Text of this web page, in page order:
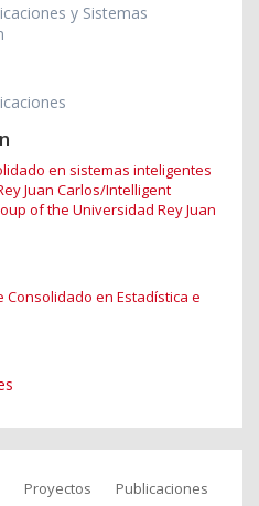
y Sistemas
en sistemas inteligentes
Juan Carlos/Intelligent
of the Universidad Rey Juan
en Estadística e
Proyectos Publicaciones